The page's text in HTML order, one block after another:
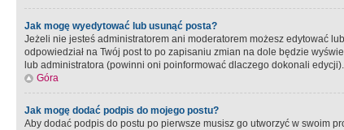
Jak mogę wyedytować lub usunąć posta?
Jeżeli nie jesteś administratorem ani moderatorem możesz edytować
odpowiedział na Twój post to po zapisaniu zmian na dole będzie
lub administratora (powinni oni poinformować dlaczego dokonali
Góra
Jak mogę dodać podpis do mojego postu?
Aby dodać podpis do postu po pierwsze musisz go utworzyć w swoim